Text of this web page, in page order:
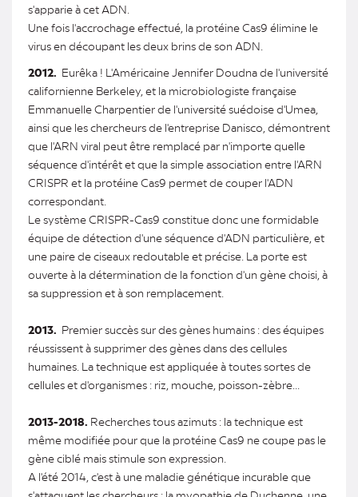
s'apparie à cet ADN.
Une fois l'accrochage effectué, la protéine Cas9 élimine le
virus en découpant les deux brins de son ADN.
2012. Eurêka ! L'Américaine Jennifer Doudna de l'université
californienne Berkeley, et la microbiologiste française
Emmanuelle Charpentier de l'université suédoise d'Umea,
ainsi que les chercheurs de l'entreprise Danisco, démontrent
que l'ARN viral peut être remplacé par n'importe quelle
séquence d'intérêt et que la simple association entre l'ARN
CRISPR et la protéine Cas9 permet de couper l'ADN
correspondant.
Le système CRISPR-Cas9 constitue donc une formidable
équipe de détection d'une séquence d'ADN particulière, et
une paire de ciseaux redoutable et précise. La porte est
ouverte à la détermination de la fonction d'un gène choisi, à
sa suppression et à son remplacement.
2013. Premier succès sur des gènes humains : des équipes
réussissent à supprimer des gènes dans des cellules
humaines. La technique est appliquée à toutes sortes de
cellules et d'organismes : riz, mouche, poisson-zèbre...
2013-2018. Recherches tous azimuts : la technique est
même modifiée pour que la protéine Cas9 ne coupe pas le
gène ciblé mais stimule son expression.
A l'été 2014, c'est à une maladie génétique incurable que